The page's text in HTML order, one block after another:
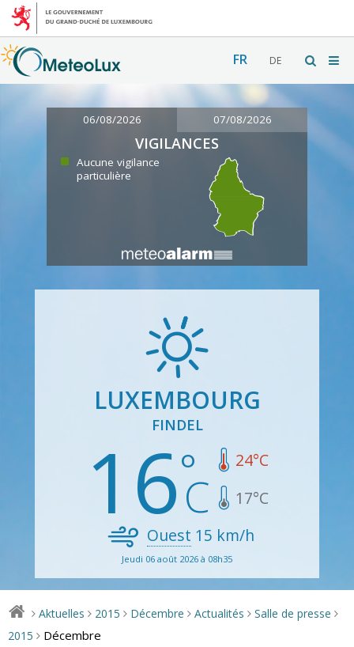
FR DE
06/08/2026 07/08/2026
VIGILANCES
Aucune vigilance
particulière
LUXEMBOURG
FINDEL
16 24°C
17°C
Ouest 15 km/h
Jeudi 06 août 2026 à 08h35
> Aktuelles > 2015 > Décembre > Actualités > Salle de presse >
2015 > Décembre